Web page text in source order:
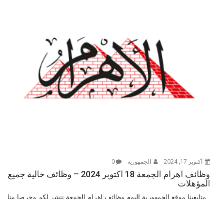
أكتوبر 17, 2024 الجمهورية 0
وظائف اهرام الجمعة 18 اكتوبر 2024 – وظائف خالية جميع
المؤهلات
متابعينا موقع الجمهورية اليوم وظائف اهرام الجمعة ننشر لكم وحرصا منا